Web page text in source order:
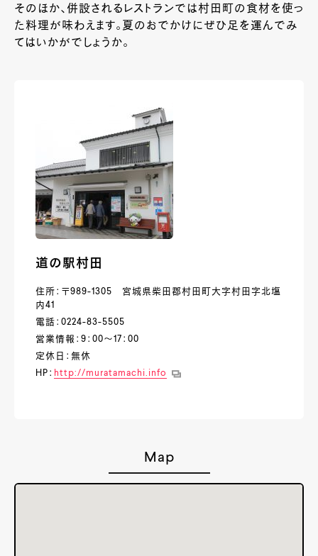
そのほか、併設されるレストランでは村田町の食材を使っ
た料理が味わえます。夏のおでかけにぜひ足を運んでみ
てはいかがでしょうか。
道の駅村田
住所：〒989-1305 宮城県柴田郡村田町大字村田字北塩
内41
電話：0224-83-5505
営業情報：9：00～17：00
定休日：無休
HP： http://muratamachi.info
Map